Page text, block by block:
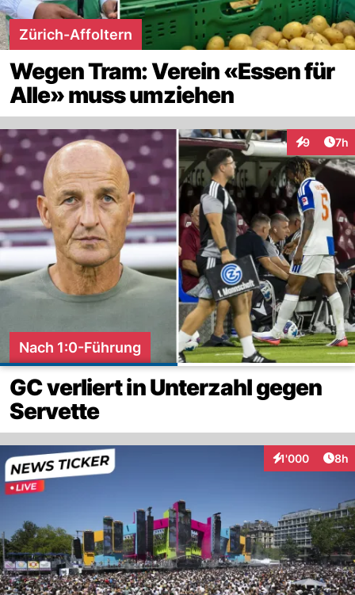
Zürich-Affoltern
Wegen Tram: Verein «Essen für
Alle» muss umziehen
9 7h
Nach 1:0-Führung
GC verliert in Unterzahl gegen
Servette
1'000
Interaktionen8h